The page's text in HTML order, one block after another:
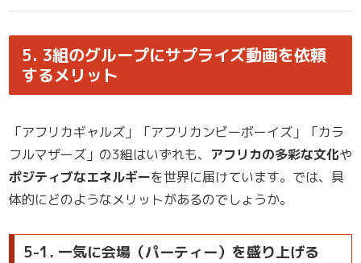
5. 3組のグループにサプライズ動画を依頼
するメリット
「アフリカギャルズ」「アフリカンビーボーイズ」「カラ
フルマザーズ」の3組はいずれも、 アフリカの多彩な文化や
ポジティブなエネルギーを世界に届けています。では、具
体的にどのようなメリットがあるのでしょうか。
5-1. 一気に会場（パーティー）を盛り上げる